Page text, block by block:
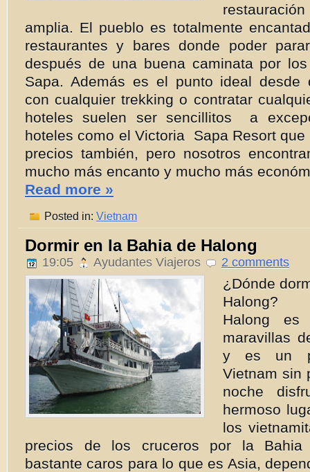
amplia. El pueblo es totalmente
restaurantes y bares donde poder
después de una buena caminata por
Sapa. Además es el punto ideal desde
con cualquier trekking o contratar
hoteles suelen ser sencillitos a
hoteles como el Victoria Sapa Resort
precios también, pero nosotros
mucho más encanto y mucho más
Read more »
Posted in: Vietnam
Dormir en la Bahia de Halong
19:05 Ayudantes Viajeros 2 comments
¿Dónde
Halong?
Halong
maravillas
y es un
Vietnam sin
noche
hermoso
los
precios de los cruceros por la
bastante caros para lo que es Asia,